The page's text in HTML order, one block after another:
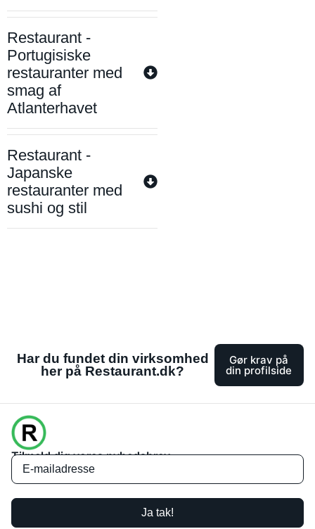
Restaurant -
Portugisiske
restauranter med
smag af
Atlanterhavet
Restaurant -
Japanske
restauranter med
sushi og stil
Har du fundet din virksomhed
her på Restaurant.dk?
Gør krav på
din profilside
Tilmeld dig vores nyhedsbrev
Ja tak!